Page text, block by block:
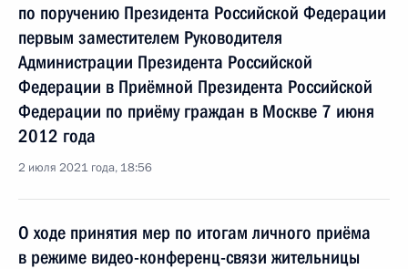
по поручению Президента Российской Федерации
первым заместителем Руководителя
Администрации Президента Российской
Федерации в Приёмной Президента Российской
Федерации по приёму граждан в Москве 7 июня
2012 года
2 июля 2021 года, 18:56
О ходе принятия мер по итогам личного приёма
в режиме видео-конференц-связи жительницы